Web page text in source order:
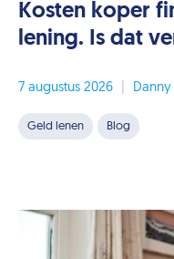
Kosten koper
lening. Is dat
7 augustus 2026
Geld lenen Blog